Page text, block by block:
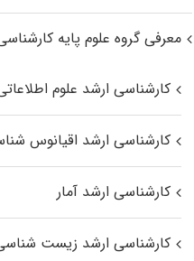
معرفی گروه علوم پایه
کارشناسی ارشد علوم
کارشناسی ارشد اقیانوس‌
کارشناسی ارشد آمار
کارشناسی ارشد زیست